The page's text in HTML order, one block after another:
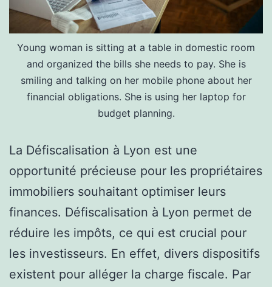
Young woman is sitting at a table in domestic room
and organized the bills she needs to pay. She is
smiling and talking on her mobile phone about her
financial obligations. She is using her laptop for
budget planning.
La Défiscalisation à Lyon est une
opportunité précieuse pour les propriétaires
immobiliers souhaitant optimiser leurs
finances. Défiscalisation à Lyon permet de
réduire les impôts, ce qui est crucial pour
les investisseurs. En effet, divers dispositifs
existent pour alléger la charge fiscale. Par